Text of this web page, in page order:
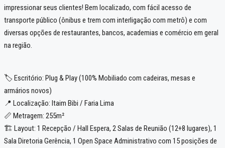
impressionar seus clientes! Bem localizado, com fácil acesso de
transporte público (ônibus e trem com interligação com metrô) e com
diversas opções de restaurantes, bancos, academias e comércio em geral
na região.
🏷️ Escritório: Plug & Play (100% Mobiliado com cadeiras, mesas e
armários novos)
📍 Localização: Itaim Bibi / Faria Lima
📏 Metragem: 255m²
🏗️ Layout: 1 Recepção / Hall Espera, 2 Salas de Reunião (12+8 lugares), 1
Sala Diretoria Gerência, 1 Open Space Administrativo com 15 posições de